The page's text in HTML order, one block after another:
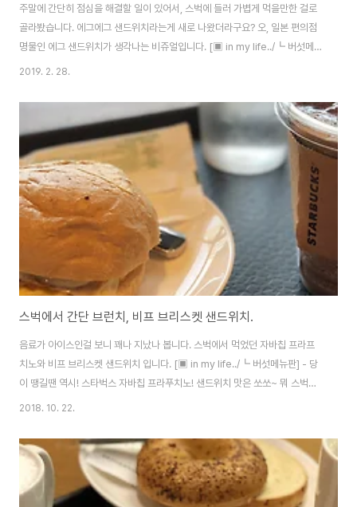
주말에 간단히 점심을 해결할 일이 있어서, 스벅에 들러 가볍게 먹을만한 걸로
골라봤습니다. 에그에그 샌드위치라는게 새로 나왔더라구요? 오, 일본 편의점
명물인 에그 샌드위치가 생각나는 비쥬얼입니다. [▣ in my life../┗ 버섯메
뉴판] - 일본 편의점 명물이라는 세븐일레븐 에그 샌드위치 사실 큰 기대 없이
비교해도 꿀리지 않아요. 에그 샌드위치가 유통기간이 짧아 일본께 들어오기
어려울텐데, 스벅 에그에게 샌드위치면 대용이 될만합니다. ^^
2019. 2. 28.
스벅에서 간단 브런치, 비프 브리스켓 샌드위치.
음료가 아이스인걸 보니 꽤나 지났나 봅니다. 스벅에서 먹었던 자바칩 프라프
치노와 비프 브리스켓 샌드위치 입니다. [▣ in my life../┗ 버섯메뉴판] - 당
이 땡길땐 역시! 스타벅스 자바칩 프라푸치노! 샌드위치 맛은 쏘쏘~ 뭐 스벅이
항상 그렇죠. ㅋ 그나저나 빵은 잘 안썰리네요. -ㅂ-; 자바칩은 항상 옳습니다.
2018. 10. 22.